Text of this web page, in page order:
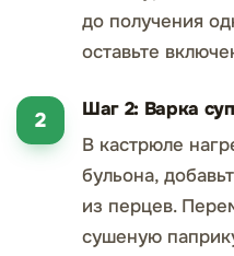
до получения
оставьте
Шаг 2: Варка
В кастрюле
бульона,
из перцев.
сушеную